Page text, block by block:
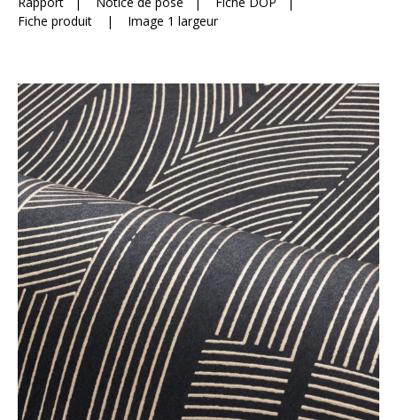
Fiche produit
| Image 1 largeur